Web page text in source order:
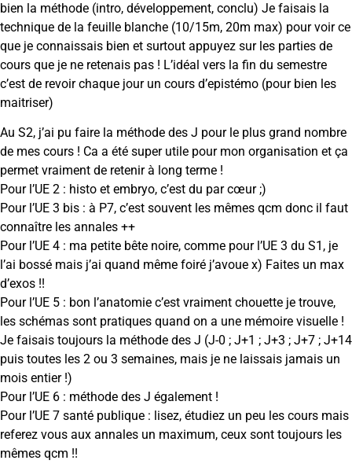
bien la méthode (intro, développement, conclu) Je faisais la
technique de la feuille blanche (10/15m, 20m max) pour voir ce
que je connaissais bien et surtout appuyez sur les parties de
cours que je ne retenais pas ! L’idéal vers la fin du semestre
c’est de revoir chaque jour un cours d’epistémo (pour bien les
maitriser)
Au S2, j’ai pu faire la méthode des J pour le plus grand nombre
de mes cours ! Ca a été super utile pour mon organisation et ça
permet vraiment de retenir à long terme !
Pour l’UE 2 : histo et embryo, c’est du par cœur ;)
Pour l’UE 3 bis : à P7, c’est souvent les mêmes qcm donc il faut
connaître les annales ++
Pour l’UE 4 : ma petite bête noire, comme pour l’UE 3 du S1, je
l’ai bossé mais j’ai quand même foiré j’avoue x) Faites un max
d’exos !!
Pour l’UE 5 : bon l’anatomie c’est vraiment chouette je trouve,
les schémas sont pratiques quand on a une mémoire visuelle !
Je faisais toujours la méthode des J (J-0 ; J+1 ; J+3 ; J+7 ; J+14
puis toutes les 2 ou 3 semaines, mais je ne laissais jamais un
mois entier !)
Pour l’UE 6 : méthode des J également !
Pour l’UE 7 santé publique : lisez, étudiez un peu les cours mais
referez vous aux annales un maximum, ceux sont toujours les
mêmes qcm !!